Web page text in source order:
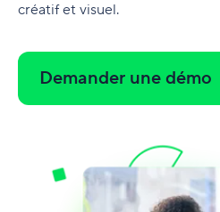
créatif et visuel.
Demander une démo